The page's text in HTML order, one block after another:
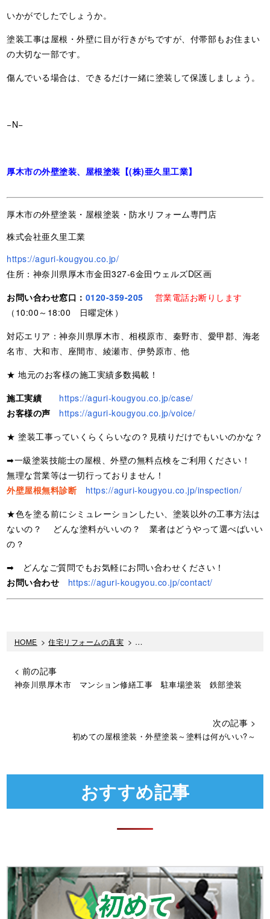
いかがでしたでしょうか。
塗装工事は屋根・外壁に目が行きがちですが、付帯部もお住まい
の大切な一部です。
傷んでいる場合は、できるだけ一緒に塗装して保護しましょう。
−N−
厚木市の外壁塗装、屋根塗装【(株)亜久里工業】
厚木市の外壁塗装・屋根塗装・防水リフォーム専門店
株式会社亜久里工業
https://aguri-kougyou.co.jp/
住所：神奈川県厚木市金田327-6金田ウェルズD区画
お問い合わせ窓口： 0120-359-205
営業電話お断りします
（10:00～18:00 日曜定休）
対応エリア：神奈川県厚木市、相模原市、秦野市、愛甲郡、海老
名市、大和市、座間市、綾瀬市、伊勢原市、他
★ 地元のお客様の施工実績多数掲載！
施工実績
https://aguri-kougyou.co.jp/case/
お客様の声
https://aguri-kougyou.co.jp/voice/
★ 塗装工事っていくらくらいなの？見積りだけでもいいのかな？
➡一級塗装技能士の屋根、外壁の無料点検をご利用ください！
無理な営業等は一切行っておりません！
外壁屋根無料診断
https://aguri-kougyou.co.jp/inspection/
★色を塗る前にシミュレーションしたい、塗装以外の工事方法は
ないの？ どんな塗料がいいの？ 業者はどうやって選べばいい
の？
➡ どんなご質問でもお気軽にお問い合わせください！
お問い合わせ
https://aguri-kougyou.co.jp/contact/
HOME >住宅リフォームの真実 > 住宅リフォームの真実オススメ記事
< 前の記事
神奈川県厚木市 マンション修繕工事 駐車場塗装 鉄部塗装
次の記事 >
初めての屋根塗装・外壁塗装～塗料は何がいい?～
おすすめ記事